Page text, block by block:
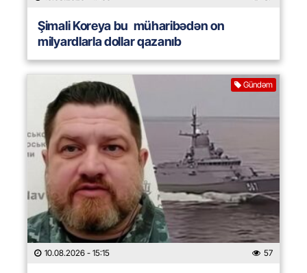
Şimali Koreya bu müharibədən on
milyardlarla dollar qazanıb
Gündəm
10.08.2026 - 15:15 57